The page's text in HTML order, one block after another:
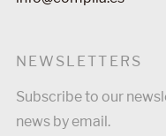
NEWSLETTERS
Subscribe to our
news by email.